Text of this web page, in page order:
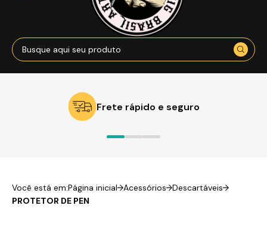
Frete rápido e seguro
Você está em:Página inicial Acessórios
Descartáveis
PROTETOR DE PEN